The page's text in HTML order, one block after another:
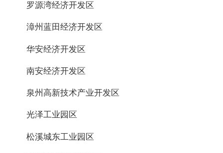
罗源湾经济开发区
漳州蓝田经济开发区
华安经济开发区
南安经济开发区
泉州高新技术产业开发区
光泽工业园区
松溪城东工业园区